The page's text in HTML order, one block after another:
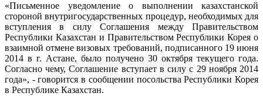
«Письменное уведомление о выполнении казахстанской
стороной внутригосударственных процедур, необходимых для
вступления в силу Соглашения между Правительством
Республики Казахстан и Правительством Республики Корея о
взаимной отмене визовых требований, подписанного 19 июня
2014 в г. Астане, было получено 30 октября текущего года.
Согласно чему, Соглашение вступает в силу с 29 ноября 2014
года», - говорится в сообщении посольства Республики Корея
в Республике Казахстан.